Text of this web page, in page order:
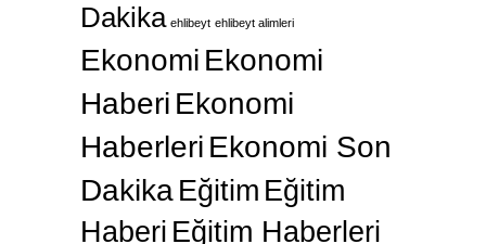
Dakika ehlibeyt ehlibeyt alimleri
Ekonomi Ekonomi
Haberi Ekonomi
Haberleri Ekonomi Son
Dakika Eğitim Eğitim
Haberi Eğitim Haberleri